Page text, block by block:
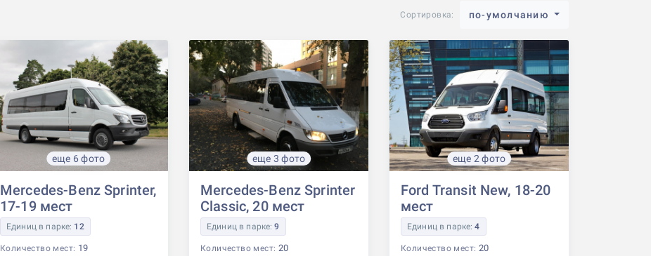
Сортировка: по-умолчанию
еще 6 фото
Mercedes-Benz Sprinter,
17-19 мест
Единиц в парке: 12
Количество мест: 19
еще 3 фото
Mercedes-Benz Sprinter
Classic, 20 мест
Единиц в парке:9
Количество мест: 20
еще 2 фото
Ford Transit New, 18-20
мест
Единиц в парке:4
Количество мест: 20